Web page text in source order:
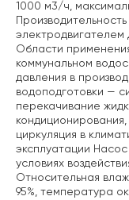
1000 м3/ч,
электродвигателем
Области
коммунальном
давления в
водоподготовки —
перекачивание
циркуляция в
эксплуатации
условиях
Относительная
95%, температура